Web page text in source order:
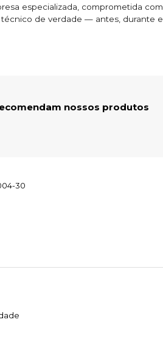
especializada, comprometida com
de verdade — antes, durante e
nossos produtos
30